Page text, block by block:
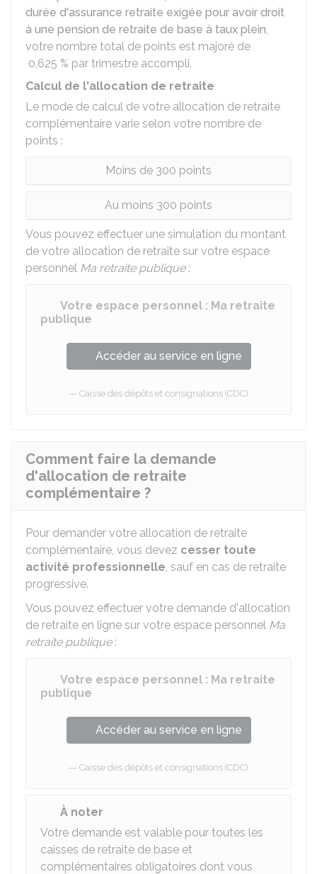
durée d'assurance retraite exigée pour avoir droit
à une pension de retraite de base à taux plein,
votre nombre total de points est majoré de
0,625 % par trimestre accompli.
Calcul de l'allocation de retraite
Le mode de calcul de votre allocation de retraite
complémentaire varie selon votre nombre de
points :
Moins de 300 points
Au moins 300 points
Vous pouvez effectuer une simulation du montant
de votre allocation de retraite sur votre espace
personnel Ma retraite publique:
Votre espace personnel : Ma retraite
publique
Accéder au service en ligne
Caisse des dépôts et consignations (CDC)
Comment faire la demande
d'allocation de retraite
complémentaire ?
Pour demander votre allocation de retraite
complémentaire, vous devez cesser toute
activité professionnelle, sauf en cas de retraite
progressive.
Vous pouvez effectuer votre demande d'allocation
de retraite en ligne sur votre espace personnel Ma
retraite publique:
Votre espace personnel : Ma retraite
publique
Accéder au service en ligne
Caisse des dépôts et consignations (CDC)
À noter
Votre demande est valable pour toutes les
caisses de retraite de base et
complémentaires obligatoires dont vous